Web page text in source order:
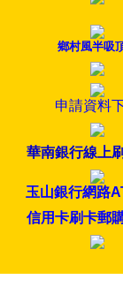
鄉村風半吸
申請資料
華南銀行線上
玉山銀行網路
信用卡刷卡郵